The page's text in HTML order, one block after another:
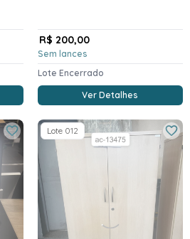
R$ 200,00
Sem lances
Lote Encerrado
Ver Detalhes
Lote 012